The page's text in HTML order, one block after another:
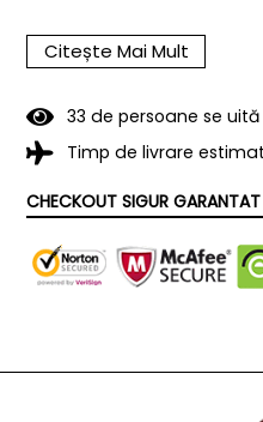
Lipide
Glucide
Citește Mai Mult
33 de persoane se
Timp de livrare
CHECKOUT SIGUR GARANTAT